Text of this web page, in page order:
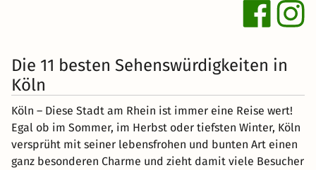
Die 11 besten Sehenswürdigkeiten in
Köln
Köln – Diese Stadt am Rhein ist immer eine Reise wert!
Egal ob im Sommer, im Herbst oder tiefsten Winter, Köln
versprüht mit seiner lebensfrohen und bunten Art einen
ganz besonderen Charme und zieht damit viele Besucher